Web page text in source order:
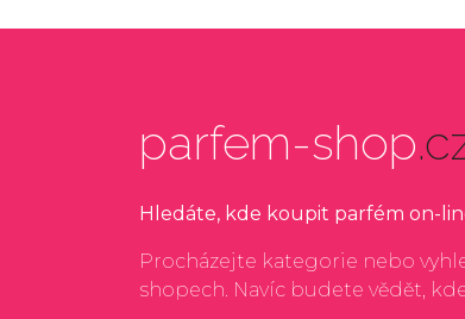
parfem-shop
Hledáte, kde koupit parfém on-
Procházejte kategorie nebo
shopech. Navíc budete vědět,